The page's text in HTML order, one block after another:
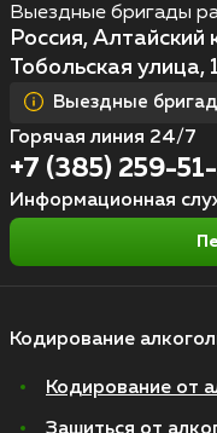
Кодирование
Кодирование от
Выездные бригады
Россия,
Тобольская улица,
Выездные
Горячая линия 24/7
+7 (385) 259-
Информационная